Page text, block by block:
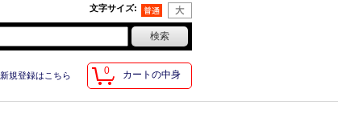
文字サイズ:
0 カートの中身
新規登録はこちら